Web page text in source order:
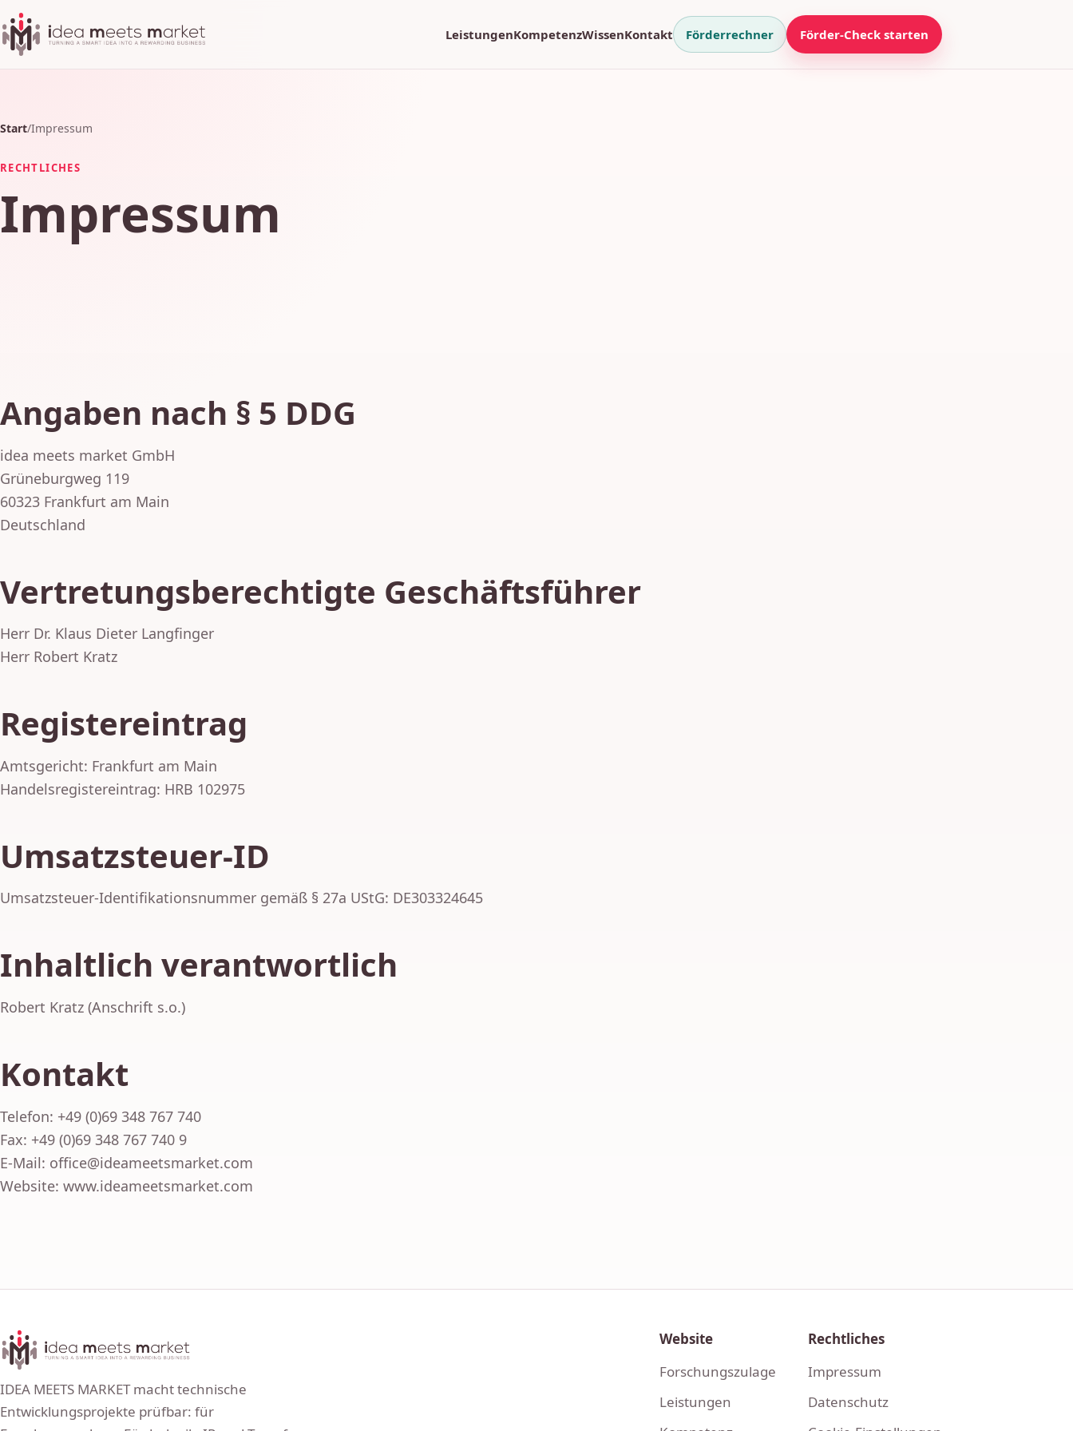
LeistungenKompetenzWissenKontakt Förderrechner Förder-Check starten
Start/Impressum
RECHTLICHES
Impressum
Angaben nach § 5 DDG
idea meets market GmbH
Grüneburgweg 119
60323 Frankfurt am Main
Deutschland
Vertretungsberechtigte Geschäftsführer
Herr Dr. Klaus Dieter Langfinger
Herr Robert Kratz
Registereintrag
Amtsgericht: Frankfurt am Main
Handelsregistereintrag: HRB 102975
Umsatzsteuer-ID
Umsatzsteuer-Identifikationsnummer gemäß § 27a UStG: DE303324645
Inhaltlich verantwortlich
Robert Kratz (Anschrift s.o.)
Kontakt
Telefon: +49 (0)69 348 767 740
Fax: +49 (0)69 348 767 740 9
E-Mail: office@ideameetsmarket.com
Website: www.ideameetsmarket.com
IDEA MEETS MARKET macht technische
Entwicklungsprojekte prüfbar: für
Website
Forschungszulage
Leistungen
Rechtliches
Impressum
Datenschutz